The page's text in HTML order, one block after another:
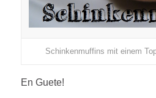
Schinkenmuffins mit einem
En Guete!